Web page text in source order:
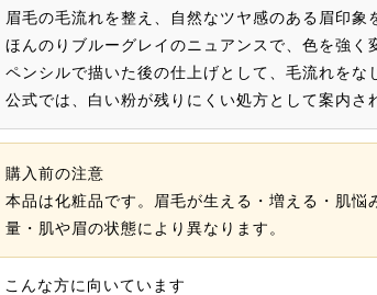
眉毛の毛流れを整え、自然なツヤ感のある眉印象
ほんのりブルーグレイのニュアンスで、色を強く
ペンシルで描いた後の仕上げとして、毛流れをな
公式では、白い粉が残りにくい処方として案内さ
購入前の注意
本品は化粧品です。眉毛が生える・増える・肌
量・肌や眉の状態により異なります。
こんな方に向いています